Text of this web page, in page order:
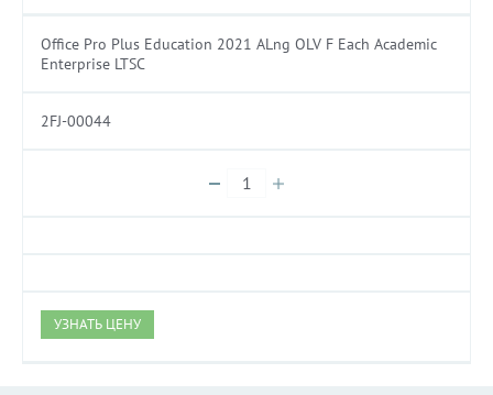
Office Pro Plus Education 2021 ALng OLV F Each Academic
Enterprise LTSC
2FJ-00044
УЗНАТЬ ЦЕНУ